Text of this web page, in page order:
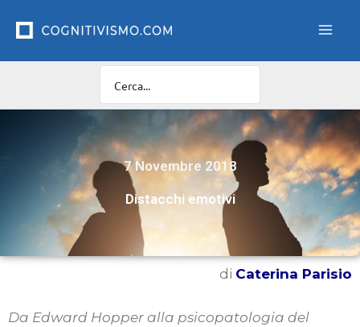
7 Novembre 2018
Distacchi emotivi
di Caterina Parisio
Da Edward Hopper alla psicopatologia del